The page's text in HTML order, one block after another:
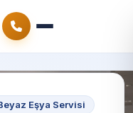
Eşya Servisi